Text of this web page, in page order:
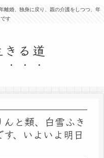
離婚、独身に戻り、親の介護をしつつ、年
す
る道
と類、白雪ふき
、いよいよ明日